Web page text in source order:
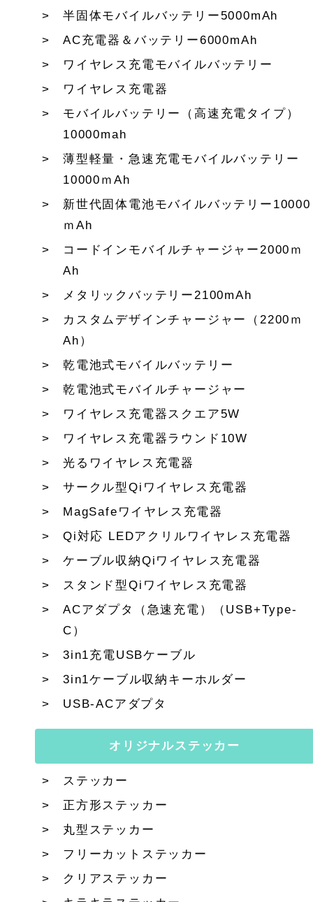
半固体モバイルバッテリー5000mAh
AC充電器＆バッテリー6000mAh
ワイヤレス充電モバイルバッテリー
ワイヤレス充電器
モバイルバッテリー（高速充電タイプ）
10000mah
薄型軽量・急速充電モバイルバッテリー
10000ｍAh
新世代固体電池モバイルバッテリー10000
ｍAh
コードインモバイルチャージャー2000ｍ
Ah
メタリックバッテリー2100mAh
カスタムデザインチャージャー（2200ｍ
Ah）
乾電池式モバイルバッテリー
乾電池式モバイルチャージャー
ワイヤレス充電器スクエア5W
ワイヤレス充電器ラウンド10W
光るワイヤレス充電器
サークル型Qiワイヤレス充電器
MagSafeワイヤレス充電器
Qi対応 LEDアクリルワイヤレス充電器
ケーブル収納Qiワイヤレス充電器
スタンド型Qiワイヤレス充電器
ACアダプタ（急速充電）（USB+Type-
C）
3in1充電USBケーブル
3in1ケーブル収納キーホルダー
USB-ACアダプタ
オリジナルステッカー
ステッカー
正方形ステッカー
丸型ステッカー
フリーカットステッカー
クリアステッカー